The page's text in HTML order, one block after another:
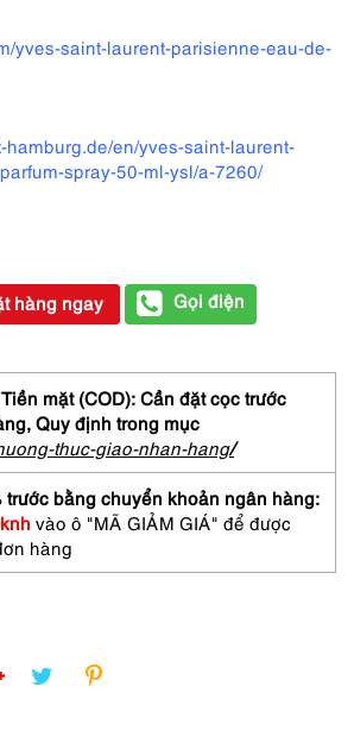
yves-saint-laurent-parisienne-eau-de-
hamburg.de/en/yves-saint-laurent-
spray-50-ml-ysl/a-7260/
hàng ngay Gọi điện
mặt (COD): Cần đặt cọc trước
Quy định trong mục
thuc-giao-nhan-hang/
bằng chuyển khoản ngân hàng:
vào ô "MÃ GIẢM GIÁ" để được
hàng